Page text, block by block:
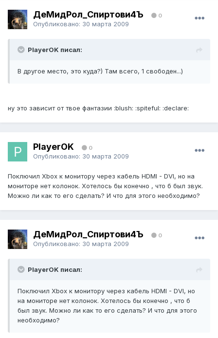
ДеМидРол_Спиртови4Ъ 0
Опубликовано: 30 марта 2009
PlayerOK писал:
В другое место, это куда?) Там всего, 1 свободен...)
ну это зависит от твое фантазии :blush: :spiteful: :declare:
PlayerOK 0
Опубликовано: 30 марта 2009
Поключил Xbox к монитору через кабель HDMI - DVI, но на
мониторе нет колонок. Хотелось бы конечно , что б был звук.
Можно ли как то его сделать? И что для этого необходимо?
ДеМидРол_Спиртови4Ъ 0
Опубликовано: 30 марта 2009
PlayerOK писал:
Поключил Xbox к монитору через кабель HDMI - DVI, но
на мониторе нет колонок. Хотелось бы конечно , что б
был звук. Можно ли как то его сделать? И что для этого
необходимо?